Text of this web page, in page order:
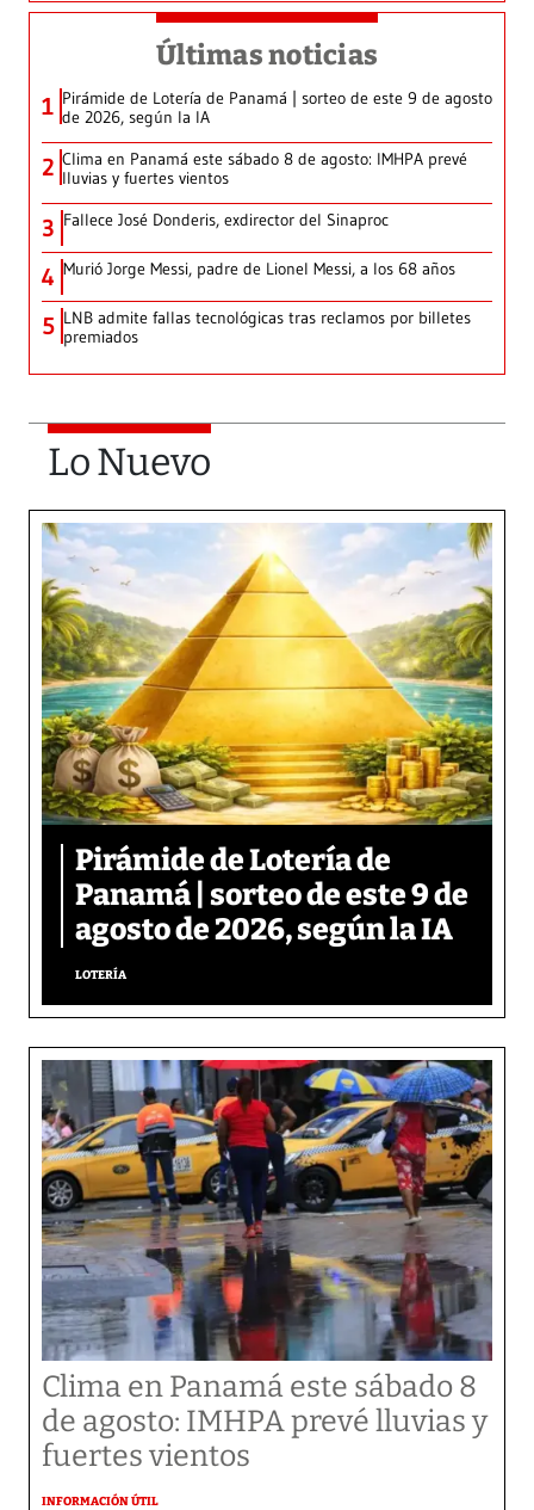
Últimas noticias
1 Pirámide de Lotería de Panamá | sorteo de este 9 de agosto
de 2026, según la IA
2 Clima en Panamá este sábado 8 de agosto: IMHPA prevé
lluvias y fuertes vientos
3 Fallece José Donderis, exdirector del Sinaproc
4 Murió Jorge Messi, padre de Lionel Messi, a los 68 años
5 LNB admite fallas tecnológicas tras reclamos por billetes
premiados
Lo Nuevo
Pirámide de Lotería de
Panamá | sorteo de este 9 de
agosto de 2026, según la IA
LOTERÍA
Clima en Panamá este sábado 8
de agosto: IMHPA prevé lluvias y
fuertes vientos
INFORMACIÓN ÚTIL